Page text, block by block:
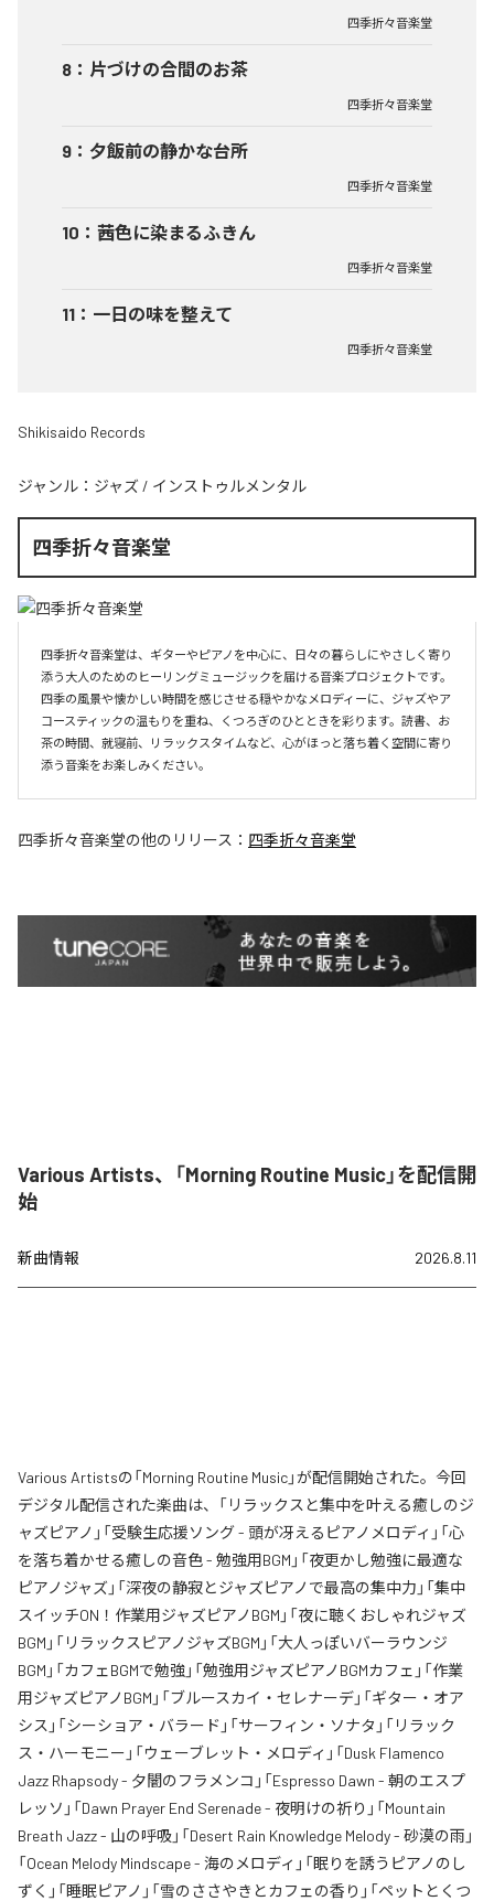
四季折々音楽堂
8 ： 片づけの合間のお茶
四季折々音楽堂
9 ： 夕飯前の静かな台所
四季折々音楽堂
10 ： 茜色に染まるふきん
四季折々音楽堂
11 ： 一日の味を整えて
四季折々音楽堂
Shikisaido Records
ジャンル： ジャズ / インストゥルメンタル
四季折々音楽堂
四季折々音楽堂は、ギターやピアノを中心に、日々の暮らしにやさしく寄り
添う大人のためのヒーリングミュージックを届ける音楽プロジェクトです。
四季の風景や懐かしい時間を感じさせる穏やかなメロディーに、ジャズやア
コースティックの温もりを重ね、くつろぎのひとときを彩ります。読書、お
茶の時間、就寝前、リラックスタイムなど、心がほっと落ち着く空間に寄り
添う音楽をお楽しみください。
四季折々音楽堂の他のリリース： 四季折々音楽堂
Various Artists、「Morning Routine Music」を配信開
始
新曲情報 2026.8.11
Various Artistsの「Morning Routine Music」が配信開始された。今回
デジタル配信された楽曲は、「リラックスと集中を叶える癒しのジ
ャズピアノ」「受験生応援ソング - 頭が冴えるピアノメロディ」「心
を落ち着かせる癒しの音色 - 勉強用BGM」「夜更かし勉強に最適な
ピアノジャズ」「深夜の静寂とジャズピアノで最高の集中力」「集中
スイッチON！作業用ジャズピアノBGM」「夜に聴くおしゃれジャズ
BGM」「リラックスピアノジャズBGM」「大人っぽいバーラウンジ
BGM」「カフェBGMで勉強」「勉強用ジャズピアノBGMカフェ」「作業
用ジャズピアノBGM」「ブルースカイ・セレナーデ」「ギター・オア
シス」「シーショア・バラード」「サーフィン・ソナタ」「リラック
ス・ハーモニー」「ウェーブレット・メロディ」「Dusk Flamenco
Jazz Rhapsody - 夕闇のフラメンコ」「Espresso Dawn - 朝のエスプ
レッソ」「Dawn Prayer End Serenade - 夜明けの祈り」「Mountain
Breath Jazz - 山の呼吸」「Desert Rain Knowledge Melody - 砂漠の雨」
「Ocean Melody Mindscape - 海のメロディ」「眠りを誘うピアノのし
ずく」「睡眠ピアノ」「雪のささやきとカフェの香り」「ペットとくつ